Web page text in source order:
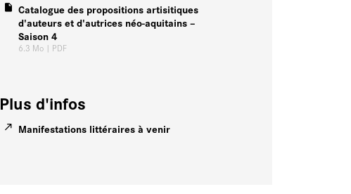
Catalogue des propositions artisitiques
d'auteurs et d'autrices néo-aquitains –
Saison 4
6.3 Mo | PDF
Plus d'infos
Manifestations littéraires à venir